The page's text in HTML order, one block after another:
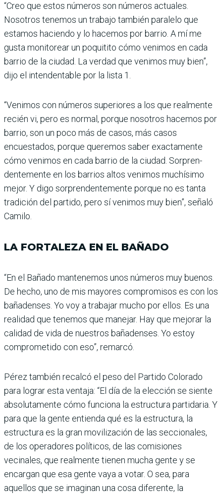
“Creo que estos números son números actuales.
Nosotros tenemos un trabajo también paralelo que
estamos haciendo y lo hacemos por barrio. A mí me
gusta monitorear un poqui­tito cómo venimos en cada
barrio de la ciudad. La verdad que venimos muy bien”,
dijo el intendentable por la lista 1.
“Venimos con números supe­riores a los que realmente
recién vi, pero es normal, por­que nosotros hacemos por
barrio, son un poco más de casos, más casos
encuestados, porque queremos saber exac­tamente
cómo venimos en cada barrio de la ciudad. Sorpren­
dentemente en los barrios altos venimos muchísimo
mejor. Y digo sorprendentemente por­que no es tanta
tradición del partido, pero sí venimos muy bien”, señaló
Camilo.
LA FORTALEZA EN EL BAÑADO
“En el Bañado mantenemos unos números muy buenos.
De hecho, uno de mis mayo­res compromisos es con los
bañadenses. Yo voy a trabajar mucho por ellos. Es una
reali­dad que tenemos que manejar. Hay que mejorar la
calidad de vida de nuestros bañadenses. Yo estoy
comprometido con eso”, remarcó.
Pérez también recalcó el peso del Partido Colorado
para lograr esta ventaja: “El día de la elección se siente
abso­lutamente cómo funciona la estructura partidaria. Y
para que la gente entienda qué es la estructura, la
estructura es la gran movilización de las sec­cionales,
de los operadores políticos, de las comisiones
vecinales, que realmente tie­nen mucha gente y se
encar­gan que esa gente vaya a votar. O sea, para
aquellos que se imaginan una cosa diferente, la